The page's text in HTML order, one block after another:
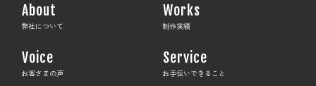
About
弊社について
Works
制作実績
Voice
お客さまの声
Service
お手伝いできること